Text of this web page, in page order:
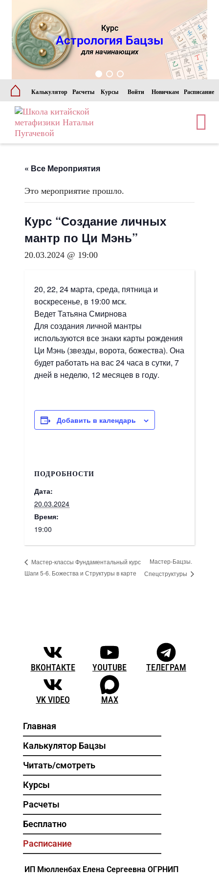
Курс
Астрология Бацзы
для начинающих
⌂ Калькулятор Расчеты Курсы Войти Новичкам Расписание
« Все Мероприятия
Это мероприятие прошло.
Курс “Создание личных
мантр по Ци Мэнь”
20.03.2024 @ 19:00
20, 22, 24 марта, среда, пятница и
воскресенье, в 19:00 мск.
Ведет Татьяна Смирнова
Для создания личной мантры
используются все знаки карты рождения
Ци Мэнь (звезды, ворота, божества). Она
будет работать на вас 24 часа в сутки, 7
дней в неделю, 12 месяцев в году.
Добавить в календарь
ПОДРОБНОСТИ
Дата:
20.03.2024
Время:
19:00
Мастер-классы Фундаментальный курс
Шаги 5-6. Божества и Структуры в карте
Мастер-Бацзы.
Спецструктуры
ВКОНТАКТЕ YOUTUBE ТЕЛЕГРАМ
VK VIDEO MAX
Главная
Калькулятор Бацзы
Читать/смотреть
Курсы
Расчеты
Бесплатно
Расписание
ИП Мюлленбах Елена Сергеевна ОГРНИП